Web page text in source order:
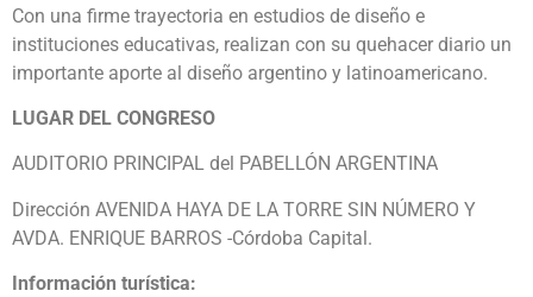
Con una firme trayectoria en estudios de diseño e
instituciones educativas, realizan con su quehacer diario un
importante aporte al diseño argentino y latinoamericano.
LUGAR DEL CONGRESO
AUDITORIO PRINCIPAL del PABELLÓN ARGENTINA
Dirección AVENIDA HAYA DE LA TORRE SIN NÚMERO Y
AVDA. ENRIQUE BARROS -Córdoba Capital.
Información turística: